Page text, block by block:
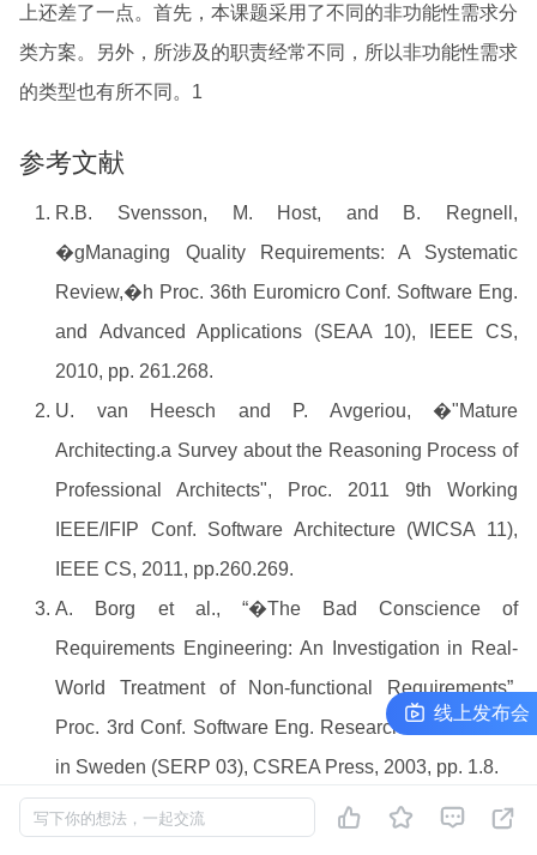
上还差了一点。首先，本课题采用了不同的非功能性需求分
类方案。另外，所涉及的职责经常不同，所以非功能性需求
的类型也有所不同。1
参考文献
R.B. Svensson, M. Host, and B. Regnell,
�gManaging Quality Requirements: A Systematic
Review,�h Proc. 36th Euromicro Conf. Software Eng.
and Advanced Applications (SEAA 10), IEEE CS,
2010, pp. 261.268.
U. van Heesch and P. Avgeriou, �"Mature
Architecting.a Survey about the Reasoning Process of
Professional Architects", Proc. 2011 9th Working
IEEE/IFIP Conf. Software Architecture (WICSA 11),
IEEE CS, 2011, pp.260.269.
A. Borg et al., “�The Bad Conscience of
Requirements Engineering: An Investigation in Real-
World Treatment of Non-functional Requirements”,
Proc. 3rd Conf. Software Eng. Research and Practice
in Sweden (SERP 03), CSREA Press, 2003, pp. 1.8.
J.L. de la Vara et al., “An Empirical Study on the
写下你的想法，一起交流    
InfoQ 极客传媒开发者生态共创计划线上发布会